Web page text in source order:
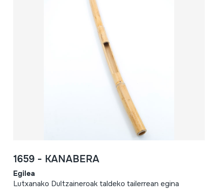
1659 - KANABERA
Egilea
Lutxanako Dultzaineroak taldeko tailerrean egina